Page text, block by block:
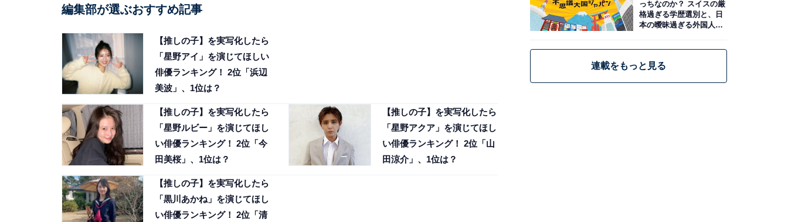
編集部が選ぶおすすめ記事
【推しの子】を実写化したら
「星野アイ」を演じてほしい
俳優ランキング！ 2位「浜辺
美波」、1位は？
【推しの子】を実写化したら
「星野ルビー」を演じてほし
い俳優ランキング！ 2位「今
田美桜」、1位は？
【推しの子】を実写化したら
「星野アクア」を演じてほし
い俳優ランキング！ 2位「山
田涼介」、1位は？
【推しの子】を実写化したら
「黒川あかね」を演じてほし
い俳優ランキング！ 2位「清
っちなのか？ スイスの厳
格過ぎる学歴選別と、日
本の曖昧過ぎる外国人政
連載をもっと見る